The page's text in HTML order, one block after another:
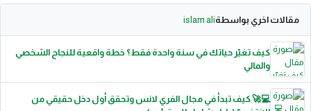
مقالات اخري بواسطةislam ali
كيف تغيّر حياتك في سنة واحدة فقط؟ خطة واقعية للنجاح الشخصي
والمالي
💻🚀 كيف تبدأ في مجال الفري لانس وتحقق أول دخل حقيقي من